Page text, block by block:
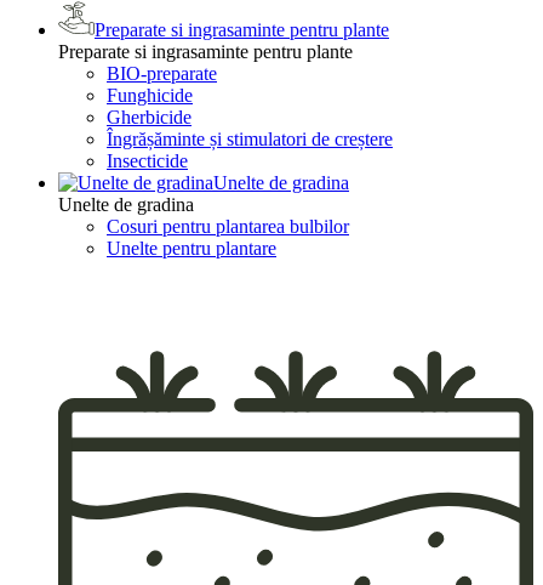
Preparate si ingrasaminte pentru plante
Preparate si ingrasaminte pentru plante
BIO-preparate
Funghicide
Gherbicide
Îngrășăminte și stimulatori de creștere
Insecticide
Unelte de gradina
Unelte de gradina
Cosuri pentru plantarea bulbilor
Unelte pentru plantare